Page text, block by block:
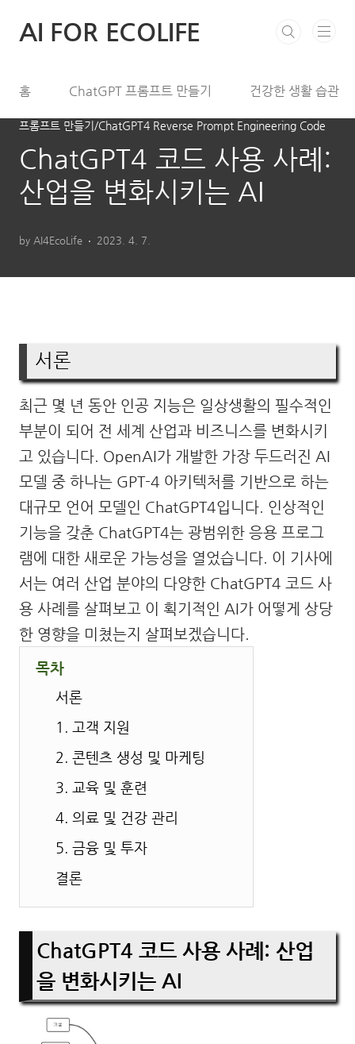
AI FOR ECOLIFE
홈 ChatGPT 프롬프트 만들기 건강한 생활 습관
프롬프트 만들기/ChatGPT4 Reverse Prompt Engineering Code
ChatGPT4 코드 사용 사례:
산업을 변화시키는 AI
by AI4EcoLife 2023. 4. 7.
서론
최근 몇 년 동안 인공 지능은 일상생활의 필수적인
부분이 되어 전 세계 산업과 비즈니스를 변화시키
고 있습니다. OpenAI가 개발한 가장 두드러진 AI
모델 중 하나는 GPT-4 아키텍처를 기반으로 하는
대규모 언어 모델인 ChatGPT4입니다. 인상적인
기능을 갖춘 ChatGPT4는 광범위한 응용 프로그
램에 대한 새로운 가능성을 열었습니다. 이 기사에
서는 여러 산업 분야의 다양한 ChatGPT4 코드 사
용 사례를 살펴보고 이 획기적인 AI가 어떻게 상당
한 영향을 미쳤는지 살펴보겠습니다.
목차
서론
1. 고객 지원
2. 콘텐츠 생성 및 마케팅
3. 교육 및 훈련
4. 의료 및 건강 관리
5. 금융 및 투자
결론
ChatGPT4 코드 사용 사례: 산업
을 변화시키는 AI